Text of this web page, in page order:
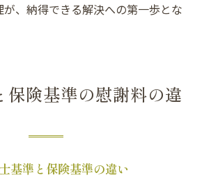
、納得できる解決への第一歩とな
保険基準の慰謝料の違
基準と保険基準の違い